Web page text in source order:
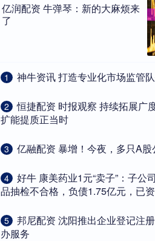
亿润配资 牛弹琴：新的大麻烦来
了
1 神牛资讯 打造专业化市场监管
2
恒捷配资 时报观察 持续拓展广
扩能提质正当时
3 亿融配资 暴增！今夜，多只A股
4
好牛 康美药业1元“卖子”：子公
品抽检不合格，负债1.75亿元，已
5
邦尼配资 沈阳推出企业登记注
办服务